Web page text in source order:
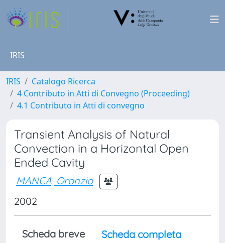
IRIS
IRIS
Catalogo Ricerca
4 Contributo in Atti di Convegno (Proceeding)
4.1 Contributo in Atti di convegno
Transient Analysis of Natural
Convection in a Horizontal Open
Ended Cavity
MANCA, Oronzio
2002
Scheda breve
Scheda completa